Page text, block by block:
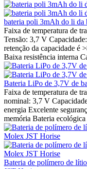
bateria poli 3mAh do li da
Faixa de temperatura de
Tensão: 3,7 V
retenção da capacidade é
Baixa resistência interna
Bateria LiPo de 3,7V de
Faixa de temperatura de
nominal: 3,7 V
energia Excelente
memória Bateria
Bateria de polímero de